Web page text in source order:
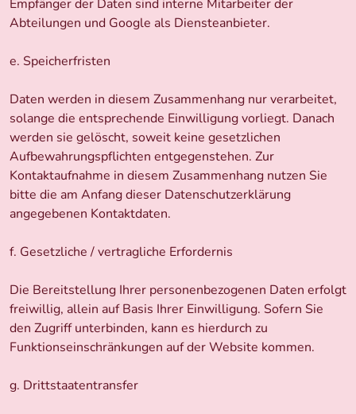
Empfänger der Daten sind interne Mitarbeiter der
Abteilungen und Google als Diensteanbieter.
e. Speicherfristen
Daten werden in diesem Zusammenhang nur verarbeitet,
solange die entsprechende Einwilligung vorliegt. Danach
werden sie gelöscht, soweit keine gesetzlichen
Aufbewahrungspflichten entgegenstehen. Zur
Kontaktaufnahme in diesem Zusammenhang nutzen Sie
bitte die am Anfang dieser Datenschutzerklärung
angegebenen Kontaktdaten.
f. Gesetzliche / vertragliche Erfordernis
Die Bereitstellung Ihrer personenbezogenen Daten erfolgt
freiwillig, allein auf Basis Ihrer Einwilligung. Sofern Sie
den Zugriff unterbinden, kann es hierdurch zu
Funktionseinschränkungen auf der Website kommen.
g. Drittstaatentransfer